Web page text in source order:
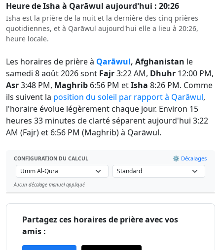
Heure de Isha à Qarāwul aujourd'hui : 20:26
Isha est la prière de la nuit et la dernière des cinq prières
quotidiennes, et à Qarāwul aujourd'hui elle a lieu à 20:26,
heure locale.
Les horaires de prière à Qarāwul, Afghanistan le
samedi 8 août 2026 sont Fajr3:22 AM, Dhuhr 12:00 PM,
Asr3:48 PM, Maghrib 6:56 PM etIsha 8:26 PM. Comme
ils suivent la position du soleil par rapport à Qarāwul,
l'horaire évolue légèrement chaque jour. Environ 15
heures 33 minutes de clarté séparent aujourd'hui 3:22
AM (Fajr) et 6:56 PM (Maghrib) à Qarāwul.
CONFIGURATION DU CALCUL ⚙️ Décalages
Aucun décalage manuel appliqué
Partagez ces horaires de prière avec vos
amis :